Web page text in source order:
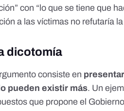
con “lo que se tiene que
a las víctimas no refutaría
dicotomía
consiste en
pueden existir más. Un
que propone el